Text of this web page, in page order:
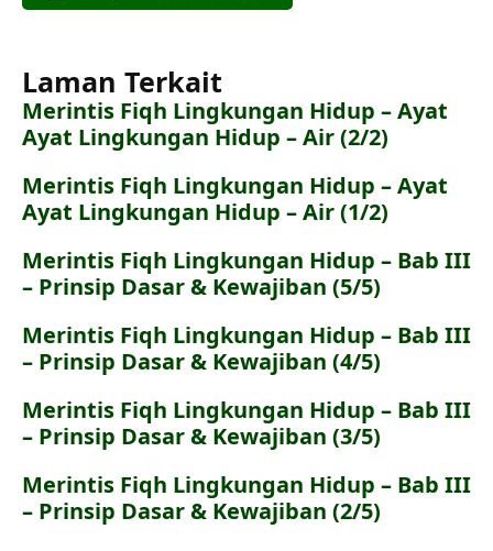
Laman Terkait
Merintis Fiqh Lingkungan Hidup – Ayat
Ayat Lingkungan Hidup – Air (2/2)
Merintis Fiqh Lingkungan Hidup – Ayat
Ayat Lingkungan Hidup – Air (1/2)
Merintis Fiqh Lingkungan Hidup – Bab III
– Prinsip Dasar & Kewajiban (5/5)
Merintis Fiqh Lingkungan Hidup – Bab III
– Prinsip Dasar & Kewajiban (4/5)
Merintis Fiqh Lingkungan Hidup – Bab III
– Prinsip Dasar & Kewajiban (3/5)
Merintis Fiqh Lingkungan Hidup – Bab III
– Prinsip Dasar & Kewajiban (2/5)